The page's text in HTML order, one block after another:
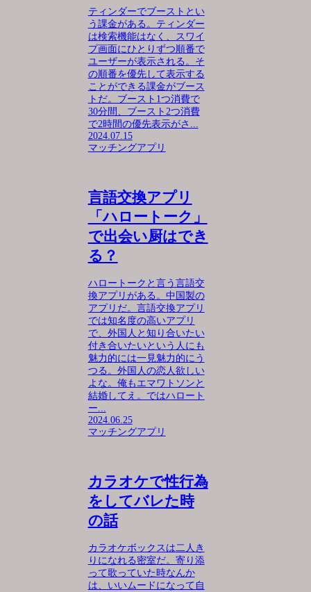
ティンダーでブーストとい
う課金がある。ティンダー
は検索機能はなく、スワイ
プ画面にひとりずつ順番で
ユーザーが表示される。そ
の順番を優先して表示する
ことができる課金がブース
トだ。ブースト1つ消費で
30分間、ブースト2つ消費
で2時間の優先表示がさ...
2024.07.15
マッチングアプリ
言語交換アプリ
「ハロートーク」
で出会い厨はでき
る？
ハロートークと言う言語交
換アプリがある。中国製の
アプリだ。言語交換アプリ
では知名度の高いアプリ
で、外国人と知り合いたい
付き合いたいという人にも
魅力的には一見魅力的にう
つる。外国人の恋人欲しい
よな。俺もエマワトソンと
結婚してえ。ではハロート
ー...
2024.06.25
マッチングアプリ
カラオケで性行為
をしてバレた時
の話
カラオケボックスは二人き
りになれる密室だ。寄り添
って歌っていた時なんか
は、いいムードになって自